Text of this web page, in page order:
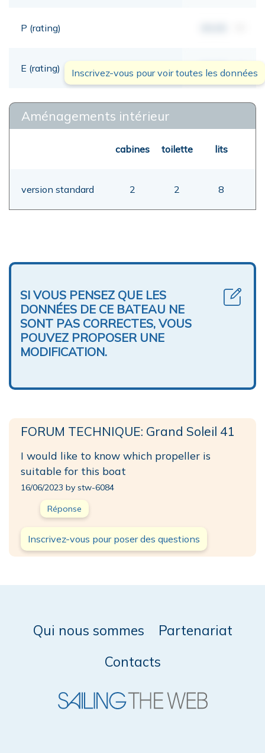
P (rating)
E (rating) 00,00
Inscrivez-vous pour voir toutes les données
Aménagements intérieur
cabines toilette lits
version standard 2 2 8
SI VOUS PENSEZ QUE LES
DONNÉES DE CE BATEAU NE
SONT PAS CORRECTES, VOUS
POUVEZ PROPOSER UNE
MODIFICATION.
FORUM TECHNIQUE: Grand Soleil 41
I would like to know which propeller is
suitable for this boat
16/06/2023 by stw-6084
Réponse
Inscrivez-vous pour poser des questions
Qui nous sommes
Partenariat
Contacts